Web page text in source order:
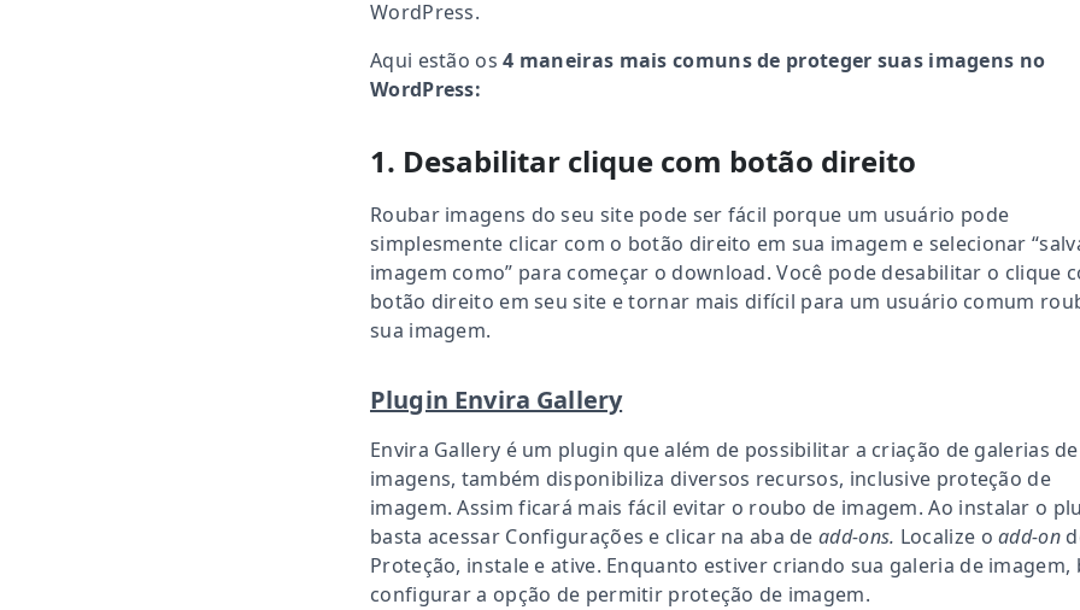
WordPress.
Aqui estão os4 maneiras mais comuns de proteger suas imagens no
WordPress:
1. Desabilitar clique com botão direito
Roubar imagens do seu site pode ser fácil porque um usuário pode
simplesmente clicar com o botão direito em sua imagem e selecionar
imagem como” para começar o download.Você pode desabilitar o clique
botão direito em seu site e tornar mais difícil para um usuário comum
sua imagem.
Plugin Envira Gallery
Envira Gallery é um plugin que além de possibilitar a criação de galerias de
imagens, também disponibiliza diversos recursos, inclusive proteção de
imagem. Assim ficará mais fácil evitar o roubo de imagem.Ao instalar o
basta acessar Configurações e clicar na aba deadd-ons. Localize oadd-on
Proteção, instale e ative. Enquanto estiver criando sua galeria de imagem,
configurar a opção de permitir proteção de imagem.